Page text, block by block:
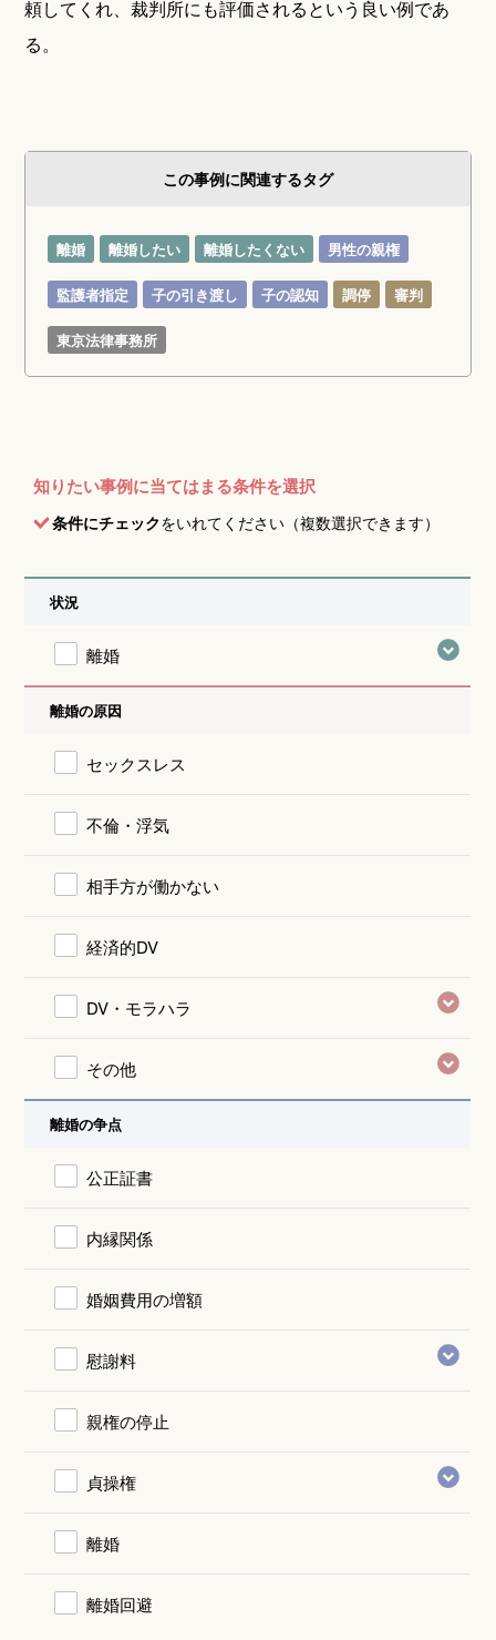
頼してくれ、裁判所にも評価されるという良い例であ
る。
この事例に関連するタグ
離婚 離婚したい 離婚したくない 男性の親権
監護者指定 子の引き渡し 子の認知 調停 審判
東京法律事務所
知りたい事例に当てはまる条件を選択
条件にチェックをいれてください（複数選択できます）
状況
離婚
離婚の原因
セックスレス
不倫・浮気
相手方が働かない
経済的DV
DV・モラハラ
その他
離婚の争点
公正証書
内縁関係
婚姻費用の増額
慰謝料
親権の停止
貞操権
離婚
離婚回避